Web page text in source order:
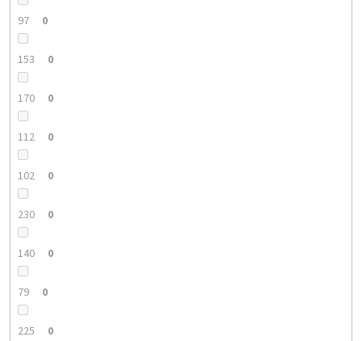
97 0
153 0
170 0
112 0
102 0
230 0
140 0
79 0
225 0